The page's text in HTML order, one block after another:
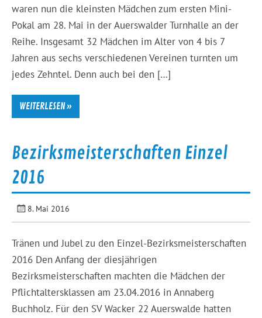
waren nun die kleinsten Mädchen zum ersten Mini-
Pokal am 28. Mai in der Auerswalder Turnhalle an der
Reihe. Insgesamt 32 Mädchen im Alter von 4 bis 7
Jahren aus sechs verschiedenen Vereinen turnten um
jedes Zehntel. Denn auch bei den […]
WEITERLESEN »
Bezirksmeisterschaften Einzel
2016
8. Mai 2016
Tränen und Jubel zu den Einzel-Bezirksmeisterschaften
2016 Den Anfang der diesjährigen
Bezirksmeisterschaften machten die Mädchen der
Pflichtaltersklassen am 23.04.2016 in Annaberg
Buchholz. Für den SV Wacker 22 Auerswalde hatten